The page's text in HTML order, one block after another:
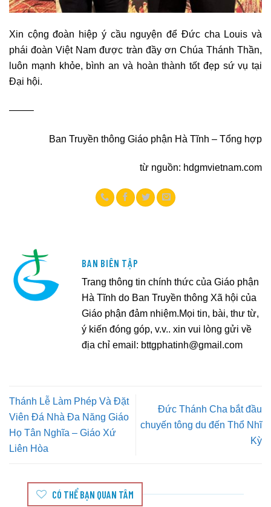
Xin cộng đoàn hiệp ý cầu nguyện để Đức cha Louis và
phái đoàn Việt Nam được tràn đầy ơn Chúa Thánh Thần,
luôn mạnh khỏe, bình an và hoàn thành tốt đẹp sứ vụ tại
Đại hội.
——–
Ban Truyền thông Giáo phận Hà Tĩnh – Tổng hợp
từ nguồn: hdgmvietnam.com
BAN BIÊN TẬP
Trang thông tin chính thức của Giáo phận
Hà Tĩnh do Ban Truyền thông Xã hội của
Giáo phận đảm nhiệm.Mọi tin, bài, thư từ,
ý kiến đóng góp, v.v.. xin vui lòng gửi về
địa chỉ email: bttgphatinh@gmail.com
Thánh Lễ Làm Phép Và Đặt
Viên Đá Nhà Đa Năng Giáo
Họ Tân Nghĩa – Giáo Xứ
Liên Hòa
Đức Thánh Cha bắt đầu
chuyến tông du đến Thổ Nhĩ
Kỳ
CÓ THỂ BẠN QUAN TÂM